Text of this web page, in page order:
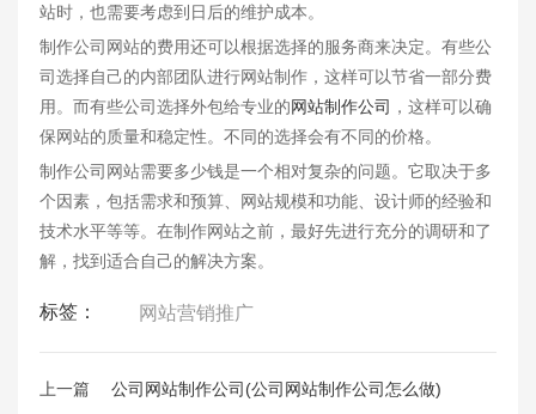
站时，也需要考虑到日后的维护成本。
制作公司网站的费用还可以根据选择的服务商来决定。有些公
司选择自己的内部团队进行网站制作，这样可以节省一部分费
用。而有些公司选择外包给专业的网站制作公司 ，这样可以确
保网站的质量和稳定性。不同的选择会有不同的价格。
制作公司网站需要多少钱是一个相对复杂的问题。它取决于多
个因素，包括需求和预算、网站规模和功能、设计师的经验和
技术水平等等。在制作网站之前，最好先进行充分的调研和了
解，找到适合自己的解决方案。
标签： 网站营销推广
上一篇
公司网站制作公司(公司网站制作公司怎么做)